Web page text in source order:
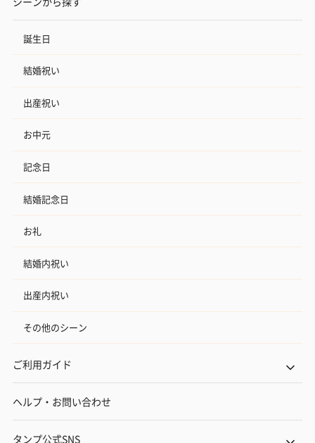
誕生日
結婚祝い
出産祝い
お中元
記念日
結婚記念日
お礼
結婚内祝い
出産内祝い
その他のシーン
ご利用ガイド
ヘルプ・お問い合わせ
タンプ公式SNS